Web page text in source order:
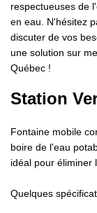
respectueuses de
en eau. N'hésitez
discuter de vos
une solution sur
Québec !
Station
Fontaine mobile
boire de l'eau
idéal pour éliminer
Quelques